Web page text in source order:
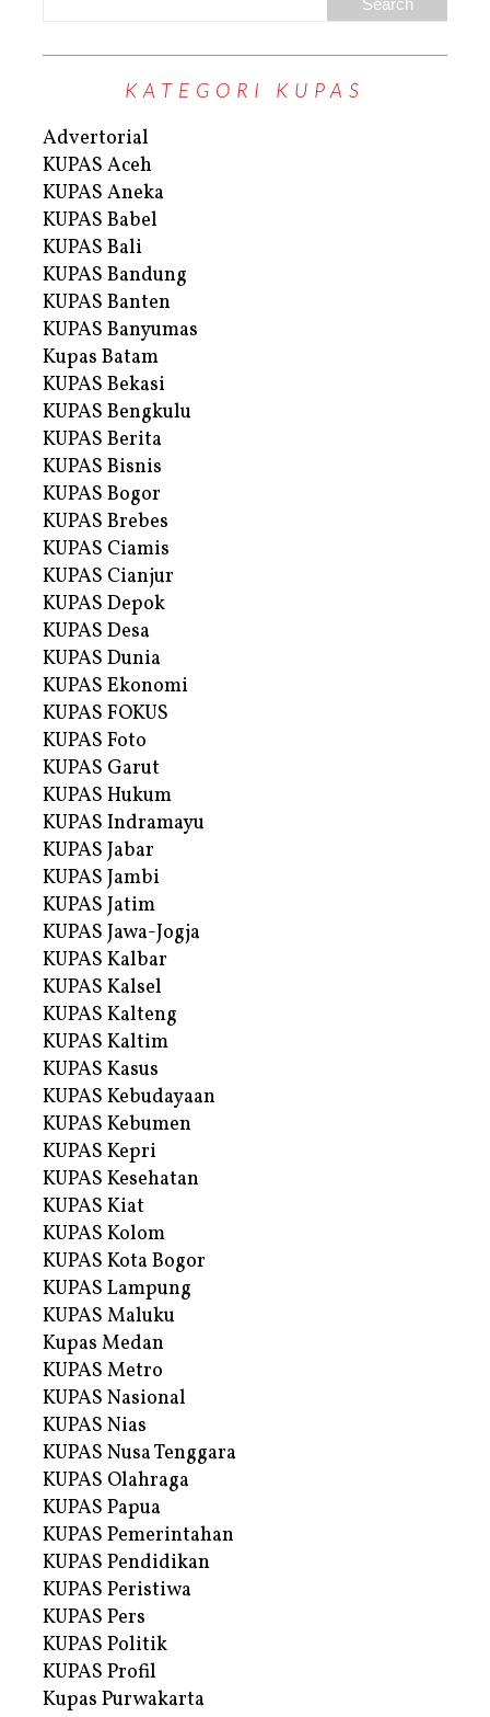
KATEGORI KUPAS
Advertorial
KUPAS Aceh
KUPAS Aneka
KUPAS Babel
KUPAS Bali
KUPAS Bandung
KUPAS Banten
KUPAS Banyumas
Kupas Batam
KUPAS Bekasi
KUPAS Bengkulu
KUPAS Berita
KUPAS Bisnis
KUPAS Bogor
KUPAS Brebes
KUPAS Ciamis
KUPAS Cianjur
KUPAS Depok
KUPAS Desa
KUPAS Dunia
KUPAS Ekonomi
KUPAS FOKUS
KUPAS Foto
KUPAS Garut
KUPAS Hukum
KUPAS Indramayu
KUPAS Jabar
KUPAS Jambi
KUPAS Jatim
KUPAS Jawa-Jogja
KUPAS Kalbar
KUPAS Kalsel
KUPAS Kalteng
KUPAS Kaltim
KUPAS Kasus
KUPAS Kebudayaan
KUPAS Kebumen
KUPAS Kepri
KUPAS Kesehatan
KUPAS Kiat
KUPAS Kolom
KUPAS Kota Bogor
KUPAS Lampung
KUPAS Maluku
Kupas Medan
KUPAS Metro
KUPAS Nasional
KUPAS Nias
KUPAS Nusa Tenggara
KUPAS Olahraga
KUPAS Papua
KUPAS Pemerintahan
KUPAS Pendidikan
KUPAS Peristiwa
KUPAS Pers
KUPAS Politik
KUPAS Profil
Kupas Purwakarta